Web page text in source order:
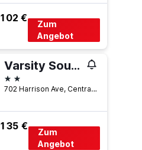
102 €
Zum
Angebot
Varsity South
2 Sterne
702 Harrison Ave, Centralia, WA, USA
135 €
Zum
Angebot